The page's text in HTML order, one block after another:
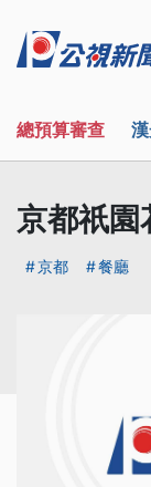
總預算審查
京都祇園
京都 餐廳